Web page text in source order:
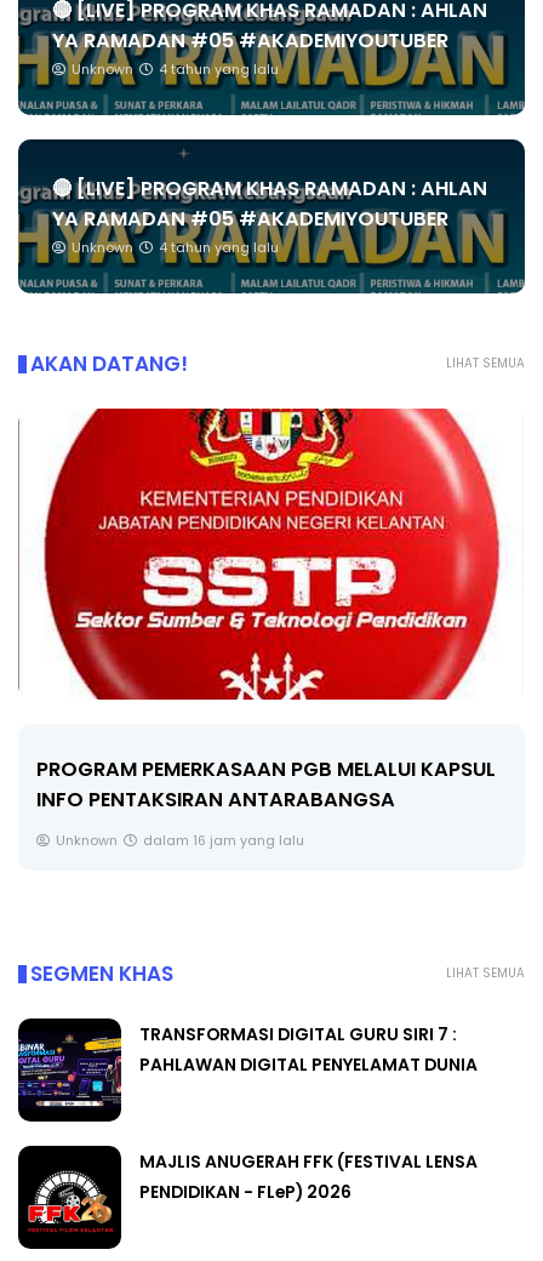
🔴 [LIVE] PROGRAM KHAS RAMADAN : AHLAN
YA RAMADAN #05 #AKADEMIYOUTUBER
Unknown 4 tahun yang lalu
🔴 [LIVE] PROGRAM KHAS RAMADAN : AHLAN
YA RAMADAN #05 #AKADEMIYOUTUBER
Unknown 4 tahun yang lalu
LIHAT SEMUA
AKAN DATANG!
MELALUI KAPSUL
🔴 [LIVE] FIZIK TING 5
SEMICONDUCTOR DIODE
LIHAT SEMUA
SEGMEN KHAS
TRANSFORMASI DIGITAL GURU SIRI 7 :
PAHLAWAN DIGITAL PENYELAMAT DUNIA
MAJLIS ANUGERAH FFK (FESTIVAL LENSA
PENDIDIKAN - FLeP) 2026